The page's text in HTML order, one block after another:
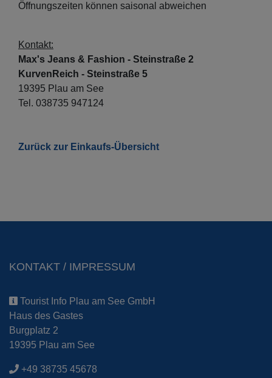
Öffnungszeiten können saisonal abweichen
Kontakt:
Max's Jeans & Fashion - Steinstraße 2
KurvenReich - Steinstraße 5
19395 Plau am See
Tel. 038735 947124
Zurück zur Einkaufs-Übersicht
KONTAKT / IMPRESSUM
Tourist Info Plau am See GmbH
Haus des Gastes
Burgplatz 2
19395 Plau am See
+49 38735 45678